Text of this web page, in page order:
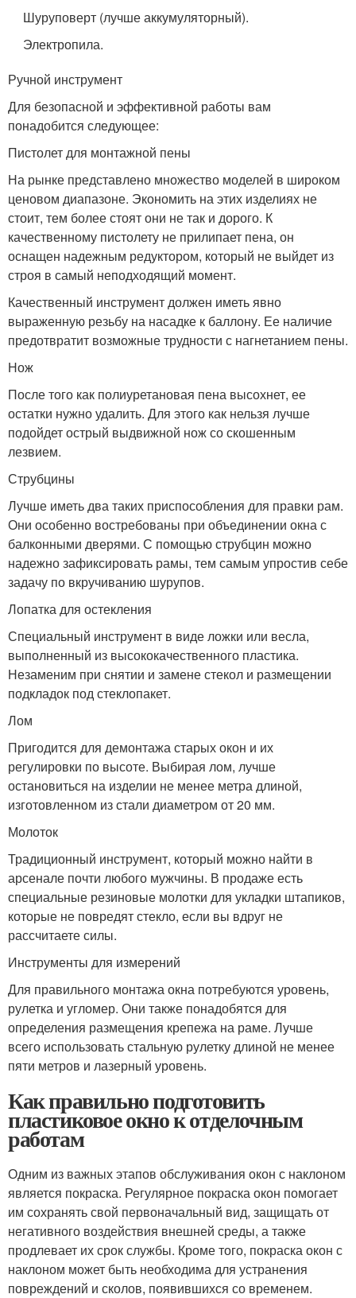
Шуруповерт (лучше аккумуляторный).
Электропила.
Ручной инструмент
Для безопасной и эффективной работы вам
понадобится следующее:
Пистолет для монтажной пены
На рынке представлено множество моделей в широком
ценовом диапазоне. Экономить на этих изделиях не
стоит, тем более стоят они не так и дорого. К
качественному пистолету не прилипает пена, он
оснащен надежным редуктором, который не выйдет из
строя в самый неподходящий момент.
Качественный инструмент должен иметь явно
выраженную резьбу на насадке к баллону. Ее наличие
предотвратит возможные трудности с нагнетанием пены.
Нож
После того как полиуретановая пена высохнет, ее
остатки нужно удалить. Для этого как нельзя лучше
подойдет острый выдвижной нож со скошенным
лезвием.
Струбцины
Лучше иметь два таких приспособления для правки рам.
Они особенно востребованы при объединении окна с
балконными дверями. С помощью струбцин можно
надежно зафиксировать рамы, тем самым упростив себе
задачу по вкручиванию шурупов.
Лопатка для остекления
Специальный инструмент в виде ложки или весла,
выполненный из высококачественного пластика.
Незаменим при снятии и замене стекол и размещении
подкладок под стеклопакет.
Лом
Пригодится для демонтажа старых окон и их
регулировки по высоте. Выбирая лом, лучше
остановиться на изделии не менее метра длиной,
изготовленном из стали диаметром от 20 мм.
Молоток
Традиционный инструмент, который можно найти в
арсенале почти любого мужчины. В продаже есть
специальные резиновые молотки для укладки штапиков,
которые не повредят стекло, если вы вдруг не
рассчитаете силы.
Инструменты для измерений
Для правильного монтажа окна потребуются уровень,
рулетка и угломер. Они также понадобятся для
определения размещения крепежа на раме. Лучше
всего использовать стальную рулетку длиной не менее
пяти метров и лазерный уровень.
Как правильно подготовить
пластиковое окно к отделочным
работам
Одним из важных этапов обслуживания окон с наклоном
является покраска. Регулярное покраска окон помогает
им сохранять свой первоначальный вид, защищать от
негативного воздействия внешней среды, а также
продлевает их срок службы. Кроме того, покраска окон с
наклоном может быть необходима для устранения
повреждений и сколов, появившихся со временем.